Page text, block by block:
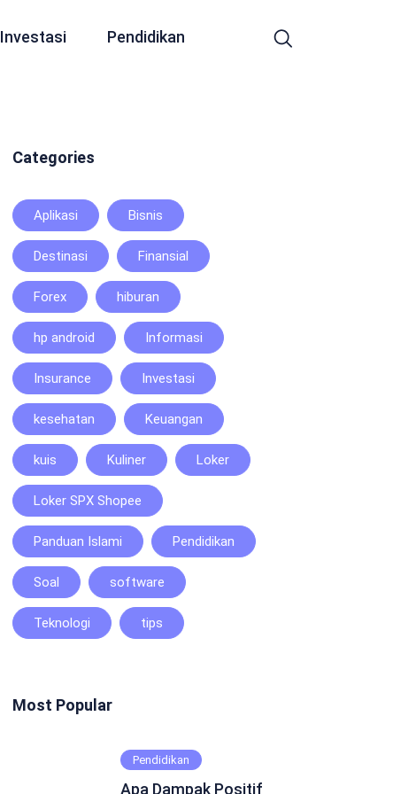
Investasi Pendidikan
Categories
Aplikasi Bisnis
Destinasi Finansial
Forex hiburan
hp android Informasi
Insurance Investasi
kesehatan Keuangan
kuis Kuliner Loker
Loker SPX Shopee
Panduan Islami Pendidikan
Soal software
Teknologi tips
Most Popular
Pendidikan
Apa Dampak Positif